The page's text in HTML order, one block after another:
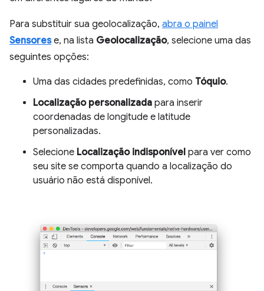
Para substituir sua geolocalização, abra o painel
Sensorese, na lista Geolocalização, selecione uma das
seguintes opções:
Uma das cidades predefinidas, como Tóquio.
Localização personalizada para inserir
coordenadas de longitude e latitude
personalizadas.
Selecione Localização indisponível para ver como
seu site se comporta quando a localização do
usuário não está disponível.